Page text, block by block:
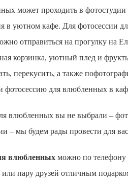
может проходить в
в уютном кафе. Для фотосессии
отправиться на прогулку на
корзинка, уютный плед и
перекусить, а также
фотосессию для влюбленных в
влюбленных вы не выбрали –
– мы будем рады провести для
влюбленных можно по
пару друзей отличным